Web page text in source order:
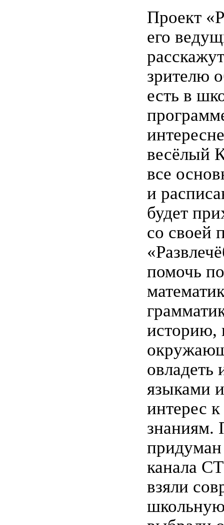
Проект
его
зрителю
есть в
весёлый
все
и
будет
со своей
помочь
историю,
овладеть
языками
интерес
знаниям.
канала
взяли